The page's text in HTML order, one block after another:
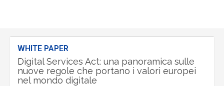
WHITE PAPER
Digital Services Act: una panoramica sulle
nuove regole che portano i valori europei
nel mondo digitale